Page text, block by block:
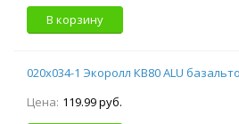
В корзину
020х034-1 Экоролл КВ80 ALU
Цена: 119.99 руб.